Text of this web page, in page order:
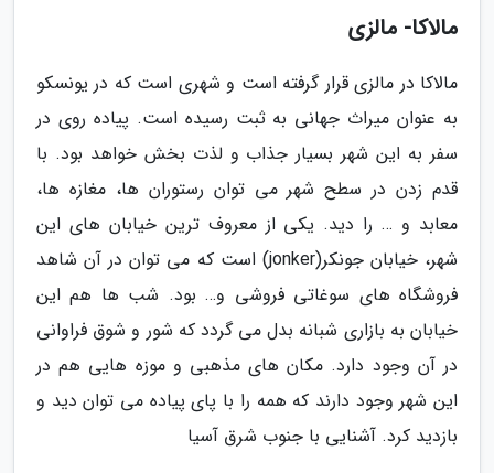
مالاکا- مالزی
مالاکا در مالزی قرار گرفته است و شهری است که در یونسکو
به عنوان میراث جهانی به ثبت رسیده است. پیاده روی در
سفر به این شهر بسیار جذاب و لذت بخش خواهد بود. با
قدم زدن در سطح شهر می توان رستوران ها، مغازه ها،
معابد و … را دید. یکی از معروف ترین خیابان های این
شهر، خیابان جونکر(jonker) است که می توان در آن شاهد
فروشگاه های سوغاتی فروشی و… بود. شب ها هم این
خیابان به بازاری شبانه بدل می گردد که شور و شوق فراوانی
در آن وجود دارد. مکان های مذهبی و موزه هایی هم در
این شهر وجود دارند که همه را با پای پیاده می توان دید و
بازدید کرد. آشنایی با جنوب شرق آسیا